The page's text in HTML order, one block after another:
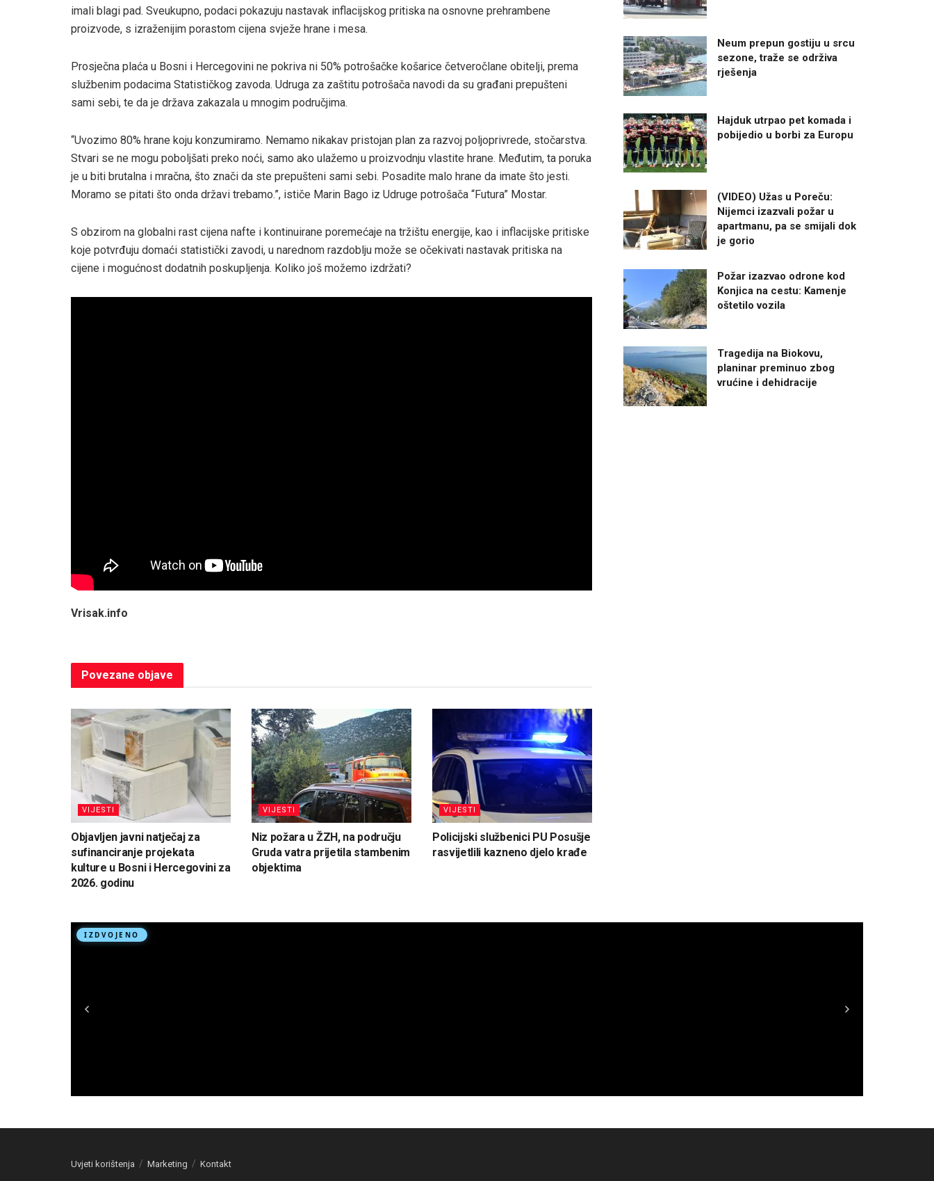
imali blagi pad. Sveukupno, podaci pokazuju nastavak inflacijskog pritiska na osnovne prehrambene
proizvode, s izraženijim porastom cijena svježe hrane i mesa.
Prosječna plaća u Bosni i Hercegovini ne pokriva ni 50% potrošačke košarice četveročlane obitelji, prema
službenim podacima Statističkog zavoda. Udruga za zaštitu potrošača navodi da su građani prepušteni
sami sebi, te da je država zakazala u mnogim područjima.
“Uvozimo 80% hrane koju konzumiramo. Nemamo nikakav pristojan plan za razvoj poljoprivrede, stočarstva.
Stvari se ne mogu poboljšati preko noći, samo ako ulažemo u proizvodnju vlastite hrane. Međutim, ta poruka
je u biti brutalna i mračna, što znači da ste prepušteni sami sebi. Posadite malo hrane da imate što jesti.
Moramo se pitati što onda državi trebamo.”, ističe Marin Bago iz Udruge potrošača “Futura” Mostar.
S obzirom na globalni rast cijena nafte i kontinuirane poremećaje na tržištu energije, kao i inflacijske pritiske
koje potvrđuju domaći statistički zavodi, u narednom razdoblju može se očekivati ​​nastavak pritiska na
cijene i mogućnost dodatnih poskupljenja. Koliko još možemo izdržati?
Vrisak.info
Povezane objave
VIJESTI
Objavljen javni natječaj za
sufinanciranje projekata
kulture u Bosni i Hercegovini za
2026. godinu
VIJESTI
Niz požara u ŽZH, na području
Gruda vatra prijetila stambenim
objektima
VIJESTI
Policijski službenici PU Posušje
rasvijetlili kazneno djelo krađe
Neum prepun gostiju u srcu
sezone, traže se održiva
rješenja
Hajduk utrpao pet komada i
pobijedio u borbi za Europu
(VIDEO) Užas u Poreču:
Nijemci izazvali požar u
apartmanu, pa se smijali dok
je gorio
Požar izazvao odrone kod
Konjica na cestu: Kamenje
oštetilo vozila
Tragedija na Biokovu,
planinar preminuo zbog
vrućine i dehidracije
Uvjeti korištenja Marketing Kontakt